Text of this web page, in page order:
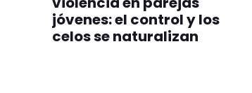
jóvenes: el control y los
celos se naturalizan